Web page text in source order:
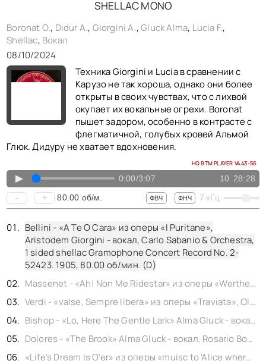
HI-FI PLAYERS
ПЕРСОНАЛИИ
LOL
ССЫЛКИ
О САЙТЕ
КОНТАКТЫ
BACK TO PHOTO
SHELLAC MONO
Boronat O., Didur A., Giorgini A.,Gluck Alma, Lucia F.,
Shellac, Вокал
08/10/2024
Техника Giorgini и Lucia в сравнении с
Карузо не так хороша, однако они более
открыты в своих чувствах, что с лихвой
окупает их вокальные огрехи. Boronat
пышет задором, особенно в контрасте с
флегматичной, голубых кровей Альмой
Глюк. Дидуру не хватает вдохновения.
HQ BTM PLAYER V4.43-56
▲ 0:00/3:07 10 28:28
- + 80.00 об/м. ФВЧ ФНЧ 7 кГц
Bellini - «A Te O Cara» из оперы «I Puritane»,
Aristodem Giorgini - вокал, Carlo Sabanio & Orchestra,
1 sided shellac Gramophone Concert Record No. 2-
52423. 1905, 80.00 об/мин. (D)
Massenet - «Ah! Non Me Ridestar» из оперы «Werther», Fernando de Lucia - vocal, Cottone S. - piano, 1 sided shellac Gramophone Concert No. GC-52435. 1902,
Verdi - «valse, Sempre libera» из оперы «Traviata», Olimpia Boronat - вокал, 1 sided shellac Gramophone Concert No. GC -53346. 1904,
Bishop - «Lo, Here The Gentle Lark» Alma Gluck - вокал, Barone C. - flute , Victor Orchestra, 1 sided shellac Victorsingle No. 64267. 1914,
Dolores - «The Brook» Alma Gluck - вокал, Rosario Bourdon - piano, 1 sided shellac Victor single No. 64324.
«Life's Dream Is O'er» из оперы «muisc to 'Alice where art thou'», Alma Gluck - вокал, Louise Homer - 1 sided shellac Victor single No. 87201. 1914,